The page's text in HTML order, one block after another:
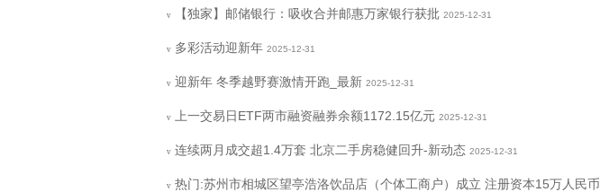
v 【独家】邮储银行：吸收合并邮惠万家银行获批 2025-12-31
v 多彩活动迎新年 2025-12-31
v 迎新年 冬季越野赛激情开跑_最新 2025-12-31
v 上一交易日ETF两市融资融券余额1172.15亿元 2025-12-31
v 连续两月成交超1.4万套 北京二手房稳健回升-新动态 2025-12-31
v 热门:苏州市相城区望亭浩洛饮品店（个体工商户）成立 注册资本15万人民币